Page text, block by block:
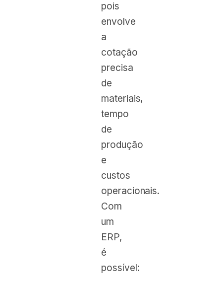
pois
envolve
a
cotação
precisa
de
materiais,
tempo
de
produção
e
custos
operacionais.
Com
um
ERP,
é
possível: